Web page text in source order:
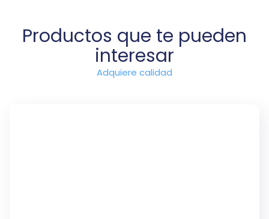
Productos que te pueden
interesar
Adquiere calidad